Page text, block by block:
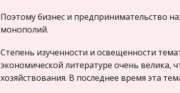
Поэтому бизнес и предпринимательство
монополий.
Степень изученности и освещенности
экономической литературе очень велика,
хозяйствования. В последнее время эта